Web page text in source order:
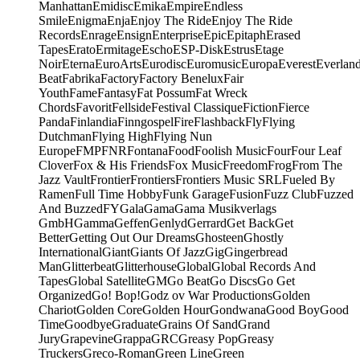
ManhattanEmidiscEmikaEmpireEndless
SmileEnigmaEnjaEnjoy The RideEnjoy The Ride
RecordsEnrageEnsignEnterpriseEpicEpitaphErased
TapesEratoErmitageEschoESP-DiskEstrusEtage
NoirEternaEuroArtsEurodiscEuromusicEuropaEverest
BeatFabrikaFactoryFactory BeneluxFair
YouthFameFantasyFat PossumFat Wreck
ChordsFavoritFellsideFestival ClassiqueFictionFierce
PandaFinlandiaFinngospelFireFlashbackFlyFlying
DutchmanFlying HighFlying Nun
EuropeFMPFNRFontanaFoodFoolish MusicFourFour Leaf
CloverFox & His FriendsFox MusicFreedomFrogFrom The
Jazz VaultFrontierFrontiersFrontiers Music SRLFueled By
RamenFull Time HobbyFunk GarageFusionFuzz ClubFuzzed
And BuzzedFYGalaGamaGama Musikverlags
GmbHGammaGeffenGenlydGerrardGet BackGet
BetterGetting Out Our DreamsGhosteenGhostly
InternationalGiantGiants Of JazzGigGingerbread
ManGlitterbeatGlitterhouseGlobalGlobal Records And
TapesGlobal SatelliteGMGo BeatGo DiscsGo Get
OrganizedGo! Bop!Godz ov War ProductionsGolden
ChariotGolden CoreGolden HourGondwanaGood BoyGood
TimeGoodbyeGraduateGrains Of SandGrand
JuryGrapevineGrappaGRCGreasy PopGreasy
TruckersGreco-RomanGreen LineGreen